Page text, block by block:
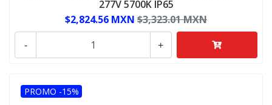
277V 5700K IP65
$2,824.56 MXN $3,323.01 MXN
+
-
PROMO -15%